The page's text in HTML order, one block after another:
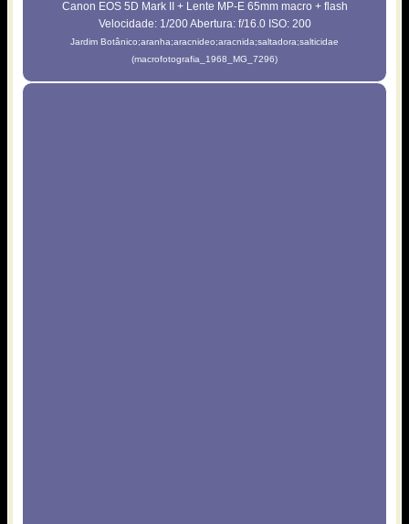
Canon EOS 5D Mark II + Lente MP-E 65mm macro + flash
Velocidade: 1/200 Abertura: f/16.0 ISO: 200
Jardim Botânico;aranha;aracnideo;aracnida;saltadora;salticidae
(macrofotografia_1968_MG_7296)